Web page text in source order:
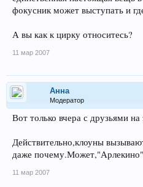
фокусник может выступать и
А вы как к цирку относитесь?
11 мар 2007
Анна
Модератор
Вот только вчера с друзьями
Действительно,клоуны
даже почему.Может,"Арлекино"
11 мар 2007